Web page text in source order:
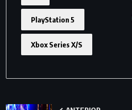
PlayStation 5
Xbox Series X/S